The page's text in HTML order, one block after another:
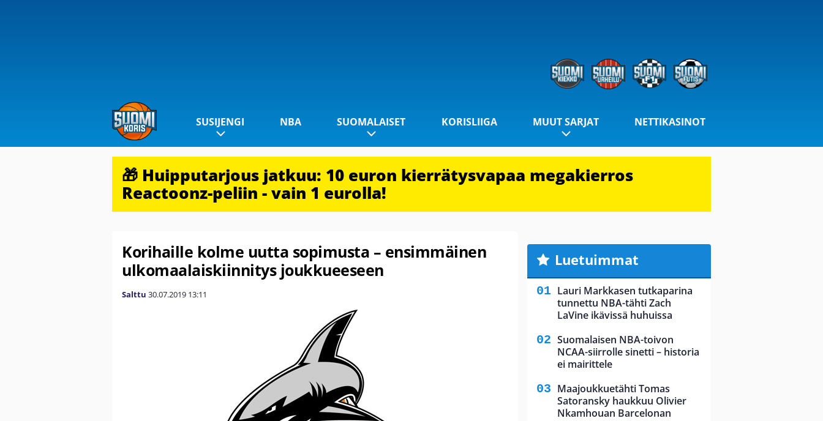
SUSIJENGI NBA SUOMALAISET KORISLIIGA MUUT SARJAT NETTIKASINOT
🎁 Huipputarjous jatkuu: 10 euron kierrätysvapaa megakierros
Reactoonz-peliin - vain 1 eurolla!
Korihaille kolme uutta sopimusta – ensimmäinen
ulkomaalaiskiinnitys joukkueeseen
Salttu 30.07.2019 13:11
Luetuimmat
Lauri Markkasen tutkaparina
tunnettu NBA-tähti Zach
LaVine ikävissä huhuissa
Suomalaisen NBA-toivon
NCAA-siirrolle sinetti – historia
ei mairittele
Maajoukkuetähti Tomas
Satoransky haukkuu Olivier
Nkamhouan Barcelonan